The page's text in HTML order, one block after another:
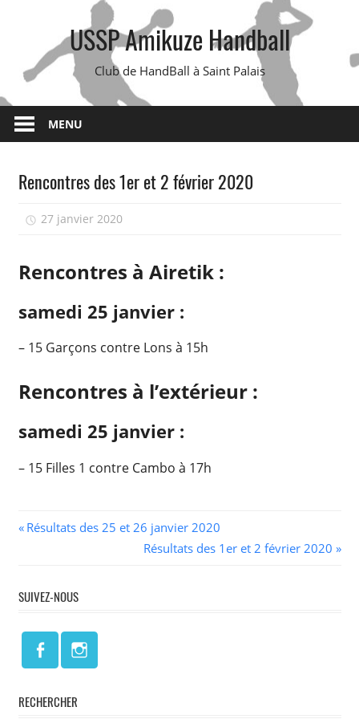
USSP Amikuze Handball
Club de HandBall à Saint Palais
MENU
Rencontres des 1er et 2 février 2020
27 janvier 2020
Rencontres à Airetik :
samedi 25 janvier :
– 15 Garçons contre Lons à 15h
Rencontres à l’extérieur :
samedi 25 janvier :
– 15 Filles 1 contre Cambo à 17h
Navigation
l’article
Previous
Résultats des 25 et 26 janvier 2020
Next
Résultats des 1er et 2 février 2020
SUIVEZ-NOUS
RECHERCHER